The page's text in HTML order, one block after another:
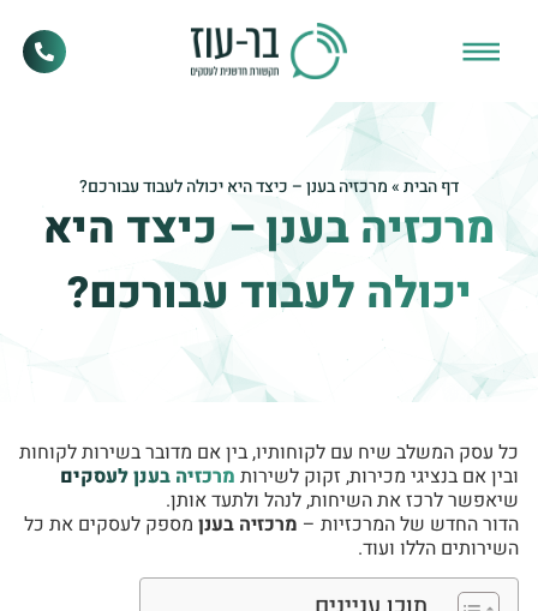
דף הבית»מרכזיה בענן – כיצד היא יכולה לעבוד עבורכם?
מרכזיה בענן – כיצד היא
יכולה לעבוד עבורכם?
כל עסק המשלב שיח עם לקוחותיו, בין אם מדובר בשירות לקוחות
ובין אם בנציגי מכירות, זקוק לשירות מרכזיה בענן לעסקים
שיאפשר לרכז את השיחות, לנהל ולתעד אותן.
הדור החדש של המרכזיות – מרכזיה בענן מספק לעסקים את כל
השירותים הללו ועוד.